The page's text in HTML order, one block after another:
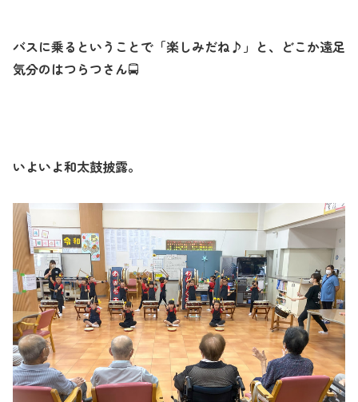
バスに乗るということで「楽しみだね♪」と、どこか遠足
気分のはつらつさん🚍
いよいよ和太鼓披露。